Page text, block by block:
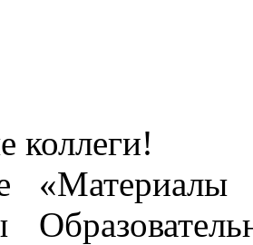
коллеги!
«Материалы